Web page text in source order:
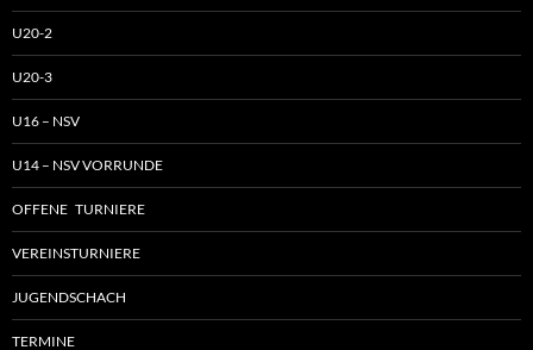
U20-2
U20-3
U16 – NSV
U14 – NSV VORRUNDE
OFFENE TURNIERE
VEREINSTURNIERE
JUGENDSCHACH
TERMINE